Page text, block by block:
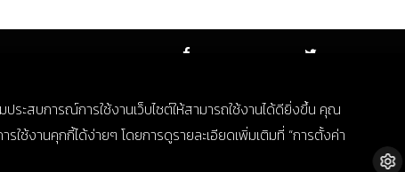
ประสบการณ์การใช้งานเว็บไซต์ให้สามารถใช้งานได้ดียิ่งขึ้น คุณ
ใช้งานคุกกี้ได้ง่ายๆ โดยการดูรายละเอียดเพิ่มเติมที่ “การตั้งค่า